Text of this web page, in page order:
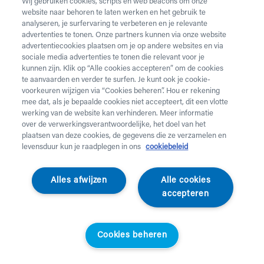
Vul onderstaand formulier in voor de huur van
zorgmateriaal.Dringende levering of levering in het
weekendnodig? Neem telefonisch contact op via 02 218
22 22.
Heb jekrukken nodig? Die kan je enkel aankopen. Wil je
huurmateriaal laten ophalen? Dat kan hier.
Opgelet!Je huurt voor minstens 1 maand en betaalt een
servicekost. Check de prijzenhier. Een gewone levering
duurt 2 werkdagen, een dringende levering krijg je de
feestdagen.
website naar behoren te laten werken en het gebruik te
analyseren, je surfervaring te verbeteren en je relevante
advertenties te tonen. Onze partners kunnen via onze website
advertentiecookies plaatsen om je op andere websites en via
sociale media advertenties te tonen die relevant voor je
kunnen zijn. Klik op “Alle cookies accepteren” om de cookies
te aanvaarden en verder te surfen. Je kunt ook je cookie-
voorkeuren wijzigen via “Cookies beheren”. Hou er rekening
mee dat, als je bepaalde cookies niet accepteert, dit een vlotte
werking van de website kan verhinderen. Meer informatie
over de verwerkingsverantwoordelijke, het doel van het
plaatsen van deze cookies, de gegevens die ze verzamelen en
levensduur kun je raadplegen in ons
cookiebeleid
Alle cookies
accepteren
Alles afwijzen
Cookies beheren